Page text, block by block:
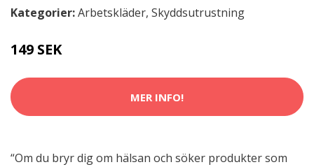
Kategorier:Arbetskläder, Skyddsutrustning
149 SEK
MER INFO!
“Om du bryr dig om hälsan och söker produkter som